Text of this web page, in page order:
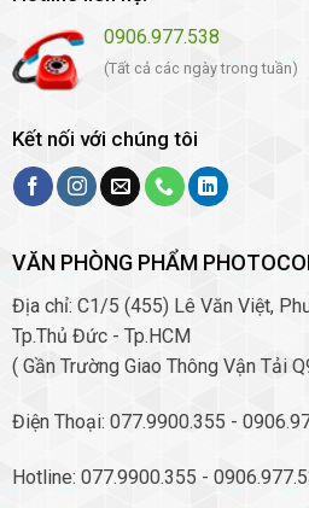
0906.977.538
(Tất cả các ngày trong tuần)
Kết nối với chúng tôi
VĂN PHÒNG PHẨM
Địa chỉ: C1/5 (455) Lê Văn Việt,
Tp.Thủ Đức - Tp.HCM
( Gần Trường Giao Thông Vận Tải
Điện Thoại: 077.9900.355 -
Hotline: 077.9900.355 -